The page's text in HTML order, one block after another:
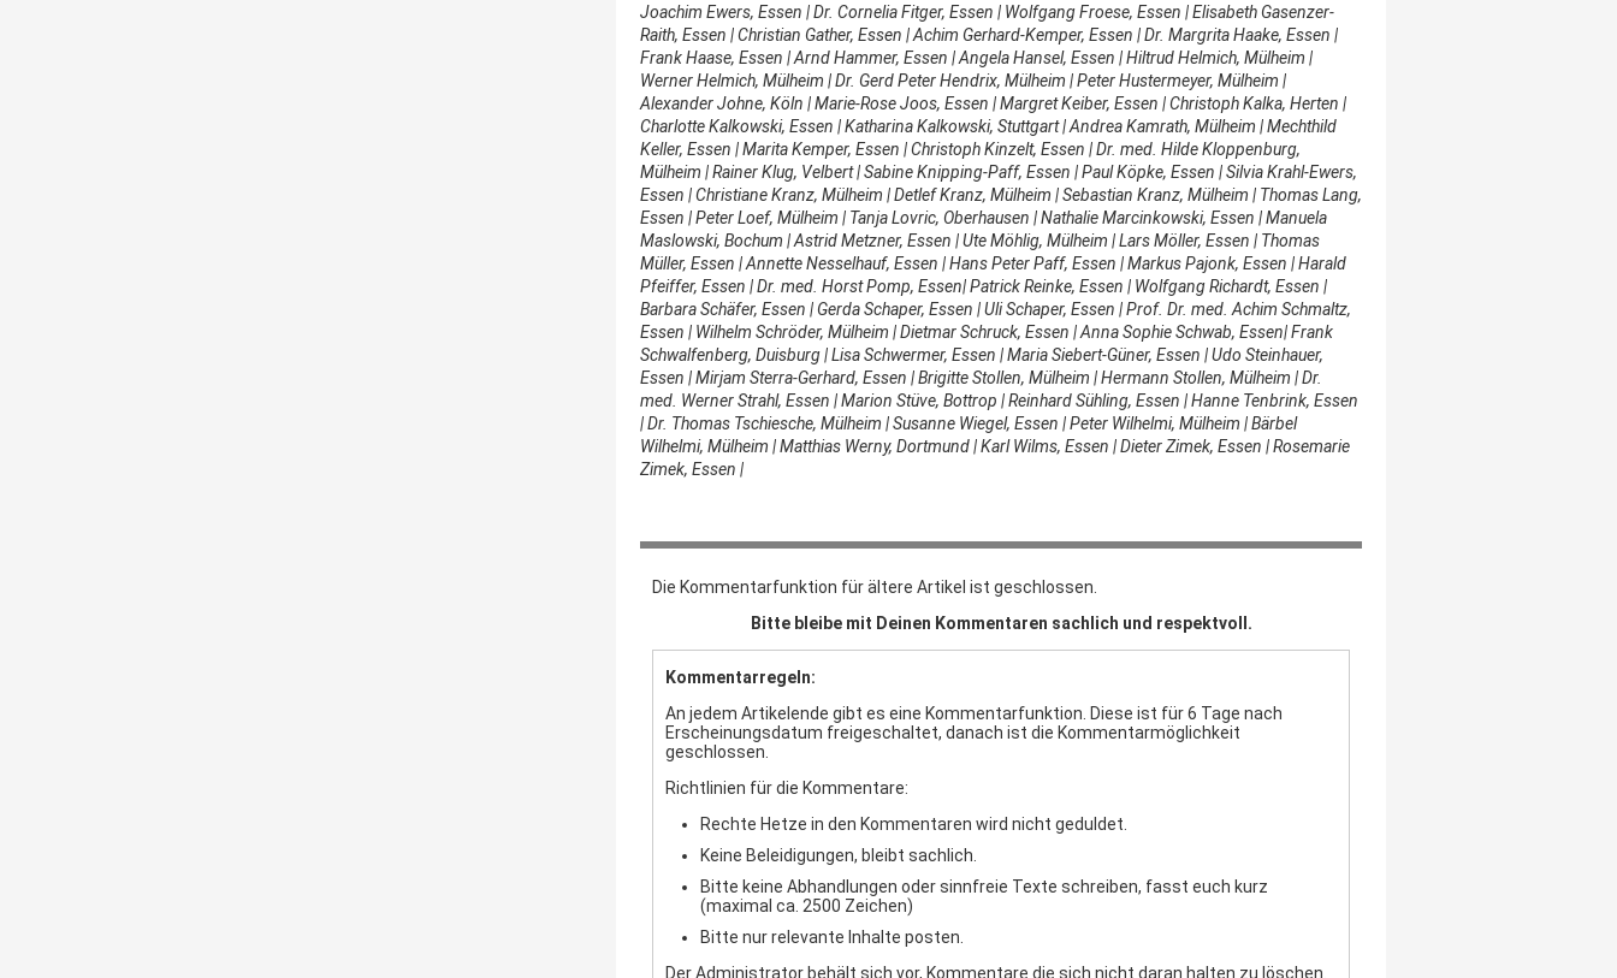
Joachim Ewers, Essen | Dr. Cornelia Fitger, Essen | Wolfgang Froese, Essen | Elisabeth Gasenzer-
Raith, Essen | Christian Gather, Essen | Achim Gerhard-Kemper, Essen | Dr. Margrita Haake, Essen |
Frank Haase, Essen | Arnd Hammer, Essen | Angela Hansel, Essen | Hiltrud Helmich, Mülheim |
Werner Helmich, Mülheim | Dr. Gerd Peter Hendrix, Mülheim | Peter Hustermeyer, Mülheim |
Alexander Johne, Köln | Marie-Rose Joos, Essen | Margret Keiber, Essen | Christoph Kalka, Herten |
Charlotte Kalkowski, Essen | Katharina Kalkowski, Stuttgart | Andrea Kamrath, Mülheim | Mechthild
Keller, Essen | Marita Kemper, Essen | Christoph Kinzelt, Essen | Dr. med. Hilde Kloppenburg,
Mülheim | Rainer Klug, Velbert | Sabine Knipping-Paff, Essen | Paul Köpke, Essen | Silvia Krahl-Ewers,
Essen | Christiane Kranz, Mülheim | Detlef Kranz, Mülheim | Sebastian Kranz, Mülheim | Thomas Lang,
Essen | Peter Loef, Mülheim | Tanja Lovric, Oberhausen | Nathalie Marcinkowski, Essen | Manuela
Maslowski, Bochum | Astrid Metzner, Essen | Ute Möhlig, Mülheim | Lars Möller, Essen | Thomas
Müller, Essen | Annette Nesselhauf, Essen | Hans Peter Paff, Essen | Markus Pajonk, Essen | Harald
Pfeiffer, Essen | Dr. med. Horst Pomp, Essen| Patrick Reinke, Essen | Wolfgang Richardt, Essen |
Barbara Schäfer, Essen | Gerda Schaper, Essen | Uli Schaper, Essen | Prof. Dr. med. Achim Schmaltz,
Essen | Wilhelm Schröder, Mülheim | Dietmar Schruck, Essen | Anna Sophie Schwab, Essen| Frank
Schwalfenberg, Duisburg | Lisa Schwermer, Essen | Maria Siebert-Güner, Essen | Udo Steinhauer,
Essen | Mirjam Sterra-Gerhard, Essen | Brigitte Stollen, Mülheim | Hermann Stollen, Mülheim | Dr.
med. Werner Strahl, Essen | Marion Stüve, Bottrop | Reinhard Sühling, Essen | Hanne Tenbrink, Essen
| Dr. Thomas Tschiesche, Mülheim | Susanne Wiegel, Essen | Peter Wilhelmi, Mülheim | Bärbel
Wilhelmi, Mülheim | Matthias Werny, Dortmund | Karl Wilms, Essen | Dieter Zimek, Essen | Rosemarie
Zimek, Essen |
Die Kommentarfunktion für ältere Artikel ist geschlossen.
Bitte bleibe mit Deinen Kommentaren sachlich und respektvoll.
Kommentarregeln:
An jedem Artikelende gibt es eine Kommentarfunktion. Diese ist für 6 Tage nach
Erscheinungsdatum freigeschaltet, danach ist die Kommentarmöglichkeit
geschlossen.
Richtlinien für die Kommentare:
Rechte Hetze in den Kommentaren wird nicht geduldet.
Keine Beleidigungen, bleibt sachlich.
Bitte keine Abhandlungen oder sinnfreie Texte schreiben, fasst euch kurz
(maximal ca. 2500 Zeichen)
Bitte nur relevante Inhalte posten.
Der Administrator behält sich vor, Kommentare die sich nicht daran halten zu löschen.